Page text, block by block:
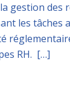
gestion des
les tâches
RH. […]